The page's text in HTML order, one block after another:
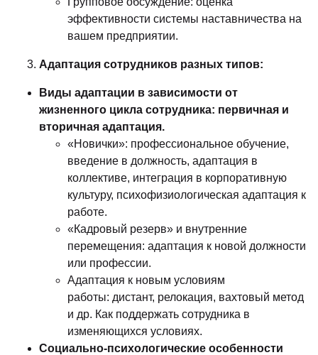
эффективности системы наставничества на
вашем предприятии.
Адаптация сотрудников разных типов:
Виды адаптации в зависимости от
жизненного цикла сотрудника: первичная и
вторичная адаптация.
«Новички»: профессиональное обучение,
введение в должность, адаптация в
коллективе, интеграция в корпоративную
культуру, психофизиологическая адаптация к
работе.
«Кадровый резерв» и внутренние
перемещения: адаптация к новой должности
или профессии.
Адаптация к новым условиям
работы: дистант, релокация, вахтовый метод
и др. Как поддержать сотрудника в
изменяющихся условиях.
Социально-психологические особенности